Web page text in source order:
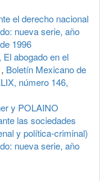
el derecho nacional
nueva serie, año
1996
abogado en el
, Boletín Mexicano de
número 146,
y POLAINO
las sociedades
y política-criminal)
nueva serie, año